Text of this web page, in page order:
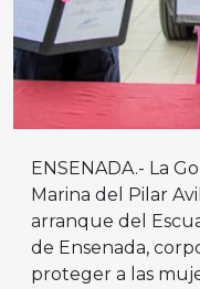
ENSENADA.- La
Marina del Pilar
arranque del
de Ensenada,
proteger a las